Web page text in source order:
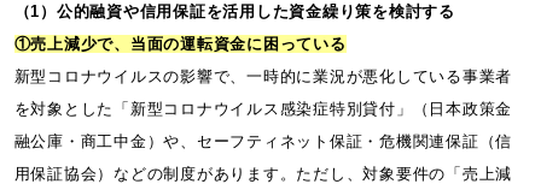
（1）公的融資や信用保証を活用した資金繰り策を検討する
①売上減少で、当面の運転資金に困っている
新型コロナウイルスの影響で、一時的に業況が悪化している事業者
を対象とした「新型コロナウイルス感染症特別貸付」（日本政策金
融公庫・商工中金）や、セーフティネット保証・危機関連保証（信
用保証協会）などの制度があります。ただし、対象要件の「売上減